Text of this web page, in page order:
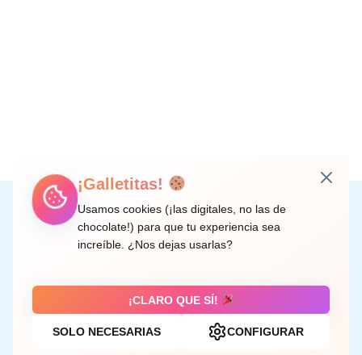
Instagram
Facebook
X LinkedIn
Correo electrónico
C/ Doctor Rodríguez de la Fuente, 8 València
Aviso legal
¡Galletitas!
Usamos cookies (¡las digitales, no las de
chocolate!) para que tu experiencia sea
increíble. ¿Nos dejas usarlas?
¡CLARO QUE SÍ!
SOLO NECESARIAS CONFIGURAR